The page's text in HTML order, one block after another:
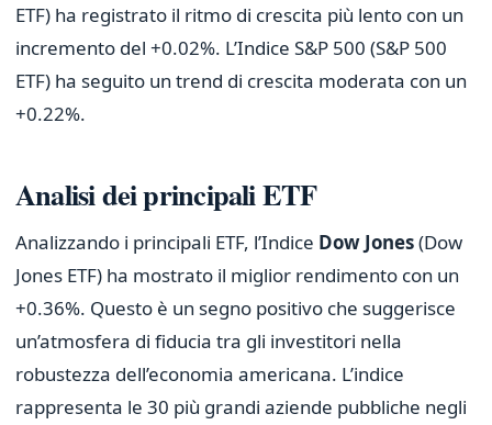
ETF) ha registrato il ritmo di crescita più lento con un
incremento del +0.02%. L’Indice S&P 500 (S&P 500
ETF) ha seguito un trend di crescita moderata con un
+0.22%.
Analisi dei principali ETF
Analizzando i principali ETF, l’Indice Dow Jones(Dow
Jones ETF) ha mostrato il miglior rendimento con un
+0.36%. Questo è un segno positivo che suggerisce
un’atmosfera di fiducia tra gli investitori nella
robustezza dell’economia americana. L’indice
rappresenta le 30 più grandi aziende pubbliche negli